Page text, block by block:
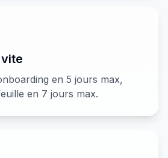
en 5 jours max,
en 7 jours max.